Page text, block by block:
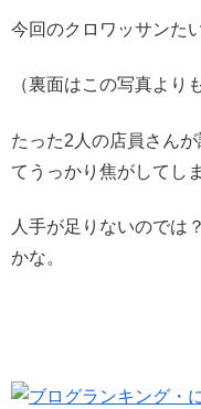
今回のクロワッサンた
（裏面はこの写真より
たった2人の店員さん
てうっかり焦がしてし
人手が足りないので
かな。